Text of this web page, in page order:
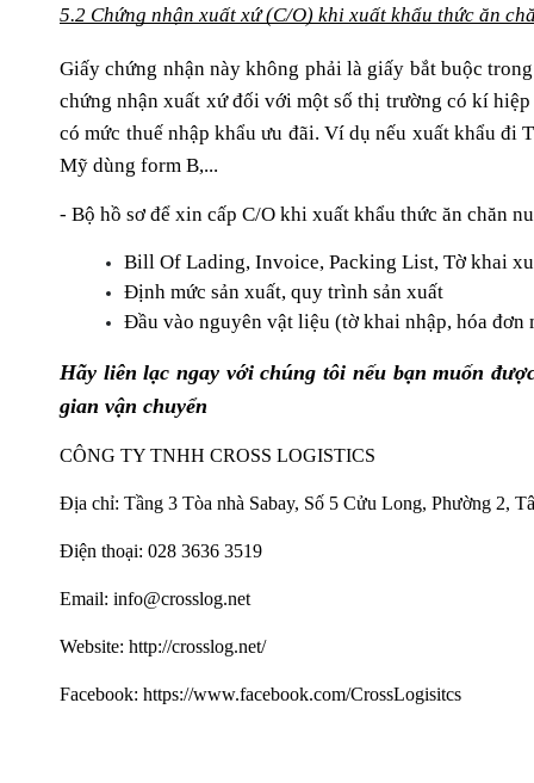
5.2 Chứng nhận xuất xứ (C/O) khi xuất khẩu thức ăn
Giấy chứng nhận này không phải là giấy bắt buộc
chứng nhận xuất xứ đối với một số thị trường có kí
có mức thuế nhập khẩu ưu đãi. Ví dụ nếu xuất khẩu
Mỹ dùng form B,...
- Bộ hồ sơ để xin cấp C/O khi xuất khẩu thức ăn chăn
Bill Of Lading, Invoice, Packing List, Tờ khai
Định mức sản xuất, quy trình sản xuất
Đầu vào nguyên vật liệu (tờ khai nhập, hóa đơn
Hãy liên lạc ngay với chúng tôi nếu bạn muốn
gian vận chuyển
CÔNG TY TNHH CROSS LOGISTICS
Địa chỉ: Tầng 3 Tòa nhà Sabay, Số 5 Cửu Long, Phường 2,
Điện thoại: 028 3636 3519
Email: info@crosslog.net
Website: http://crosslog.net/
Facebook: https://www.facebook.com/CrossLogisitcs